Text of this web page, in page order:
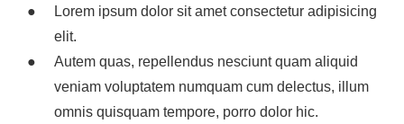
Lorem ipsum dolor sit amet consectetur adipisicing
elit.
Autem quas, repellendus nesciunt quam aliquid
veniam voluptatem numquam cum delectus, illum
omnis quisquam tempore, porro dolor hic.